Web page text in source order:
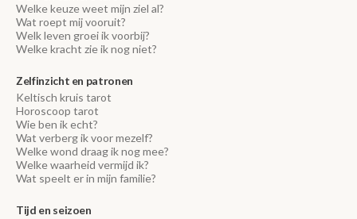
Welke keuze weet mijn ziel al?
Wat roept mij vooruit?
Welk leven groei ik voorbij?
Welke kracht zie ik nog niet?
Zelfinzicht en patronen
Keltisch kruis tarot
Horoscoop tarot
Wie ben ik echt?
Wat verberg ik voor mezelf?
Welke wond draag ik nog mee?
Welke waarheid vermijd ik?
Wat speelt er in mijn familie?
Tijd en seizoen